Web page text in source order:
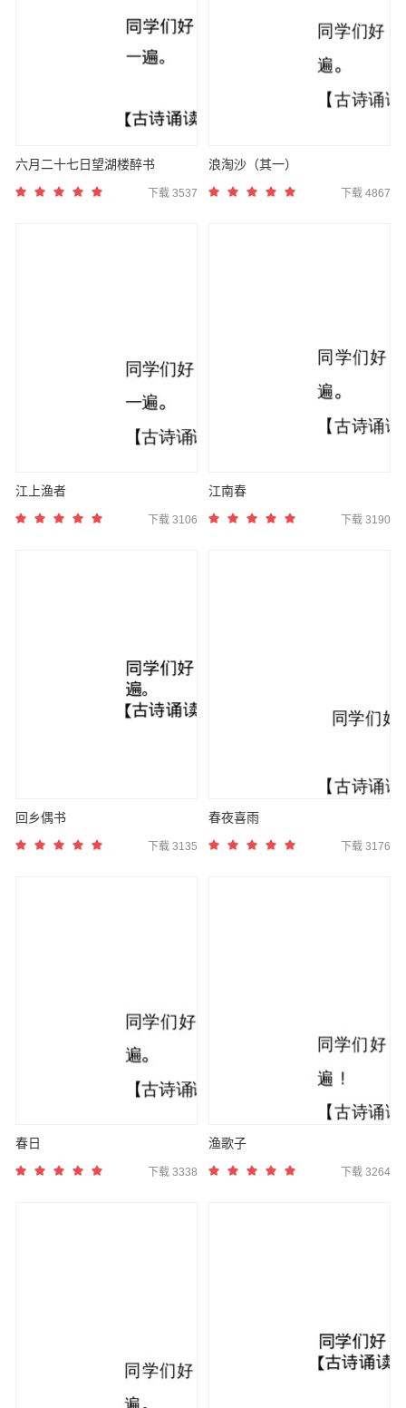
六月二十七日望湖楼醉书
下载 3537
浪淘沙（其一）
下载 4867
江上渔者
下载 3106
江南春
下载 3190
回乡偶书
下载 3135
春夜喜雨
下载 3176
春日
下载 3338
渔歌子
下载 3264